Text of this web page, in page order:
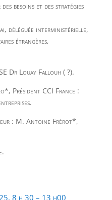
besoins et des stratégies
déléguée interministérielle,
étrangères,
Dr Louay Fallouh ( ?).
Président CCI France :
: M. Antoine Frérot*,
8 h 30 – 13 h00